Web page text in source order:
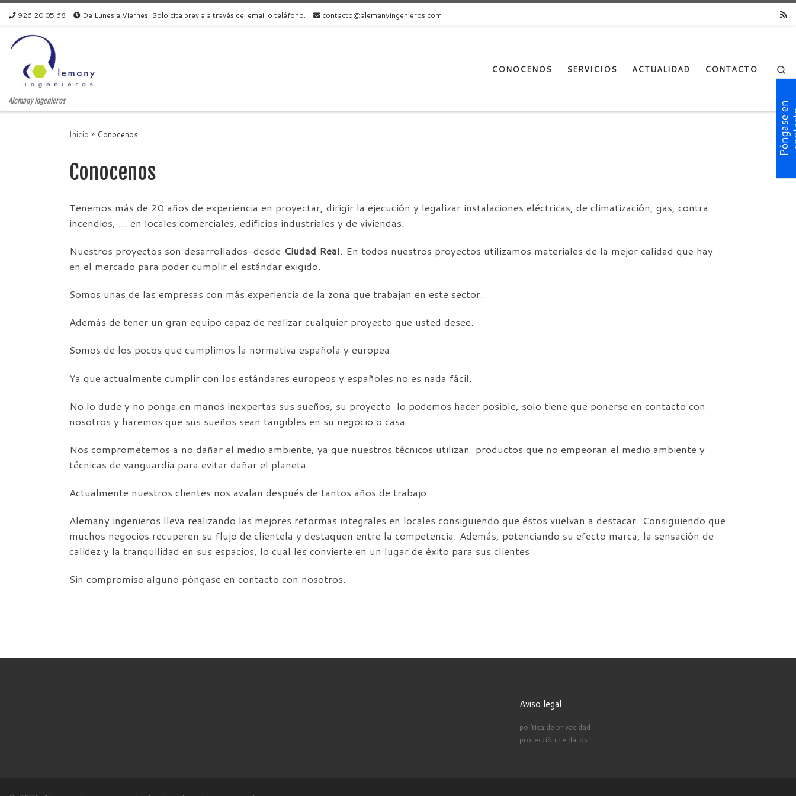
Skip to content
926 20 05 68 De Lunes a Viernes. Solo cita previa a través del email o teléfono. contacto@alemanyingenieros.com
Alemany Ingenieros
CONOCENOS SERVICIOS ACTUALIDAD CONTACTO
Inicio » Conocenos
Conocenos
Tenemos más de 20 años de experiencia en proyectar, dirigir la ejecución y legalizar instalaciones eléctricas, de climatización, gas, contra
incendios, … en locales comerciales, edificios industriales y de viviendas.
Nuestros proyectos son desarrollados desde Ciudad Real. En todos nuestros proyectos utilizamos materiales de la mejor calidad que hay
en el mercado para poder cumplir el estándar exigido.
Somos unas de las empresas con más experiencia de la zona que trabajan en este sector.
Además de tener un gran equipo capaz de realizar cualquier proyecto que usted desee.
Somos de los pocos que cumplimos la normativa española y europea.
Ya que actualmente cumplir con los estándares europeos y españoles no es nada fácil.
No lo dude y no ponga en manos inexpertas sus sueños, su proyecto lo podemos hacer posible, solo tiene que ponerse en contacto con
nosotros y haremos que sus sueños sean tangibles en su negocio o casa.
Nos comprometemos a no dañar el medio ambiente, ya que nuestros técnicos utilizan productos que no empeoran el medio ambiente y
técnicas de vanguardia para evitar dañar el planeta.
Actualmente nuestros clientes nos avalan después de tantos años de trabajo.
Alemany ingenieros lleva realizando las mejores reformas integrales en locales consiguiendo que éstos vuelvan a destacar. Consiguiendo que
muchos negocios recuperen su flujo de clientela y destaquen entre la competencia. Además, potenciando su efecto marca, la sensación de
calidez y la tranquilidad en sus espacios, lo cual les convierte en un lugar de éxito para sus clientes
Sin compromiso alguno póngase en contacto con nosotros.
Aviso legal
política de privacidad
protección de datos
P
ó
n
g
a
s
e
n
c
o
n
t
a
c
t